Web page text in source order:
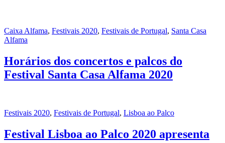
Caixa Alfama, Festivais 2020, Festivais de Portugal, Santa Casa
Alfama
Horários dos concertos e palcos do
Festival Santa Casa Alfama 2020
Festivais 2020, Festivais de Portugal, Lisboa ao Palco
Festival Lisboa ao Palco 2020 apresenta